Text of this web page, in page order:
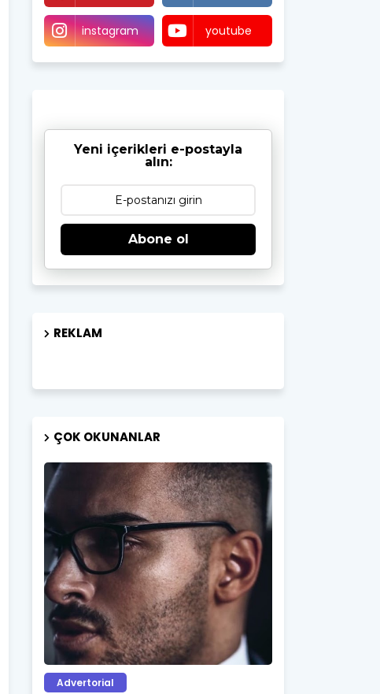
instagram youtube
Yeni içerikleri e-postayla
alın:
Abone ol
REKLAM
ÇOK OKUNANLAR
Advertorial